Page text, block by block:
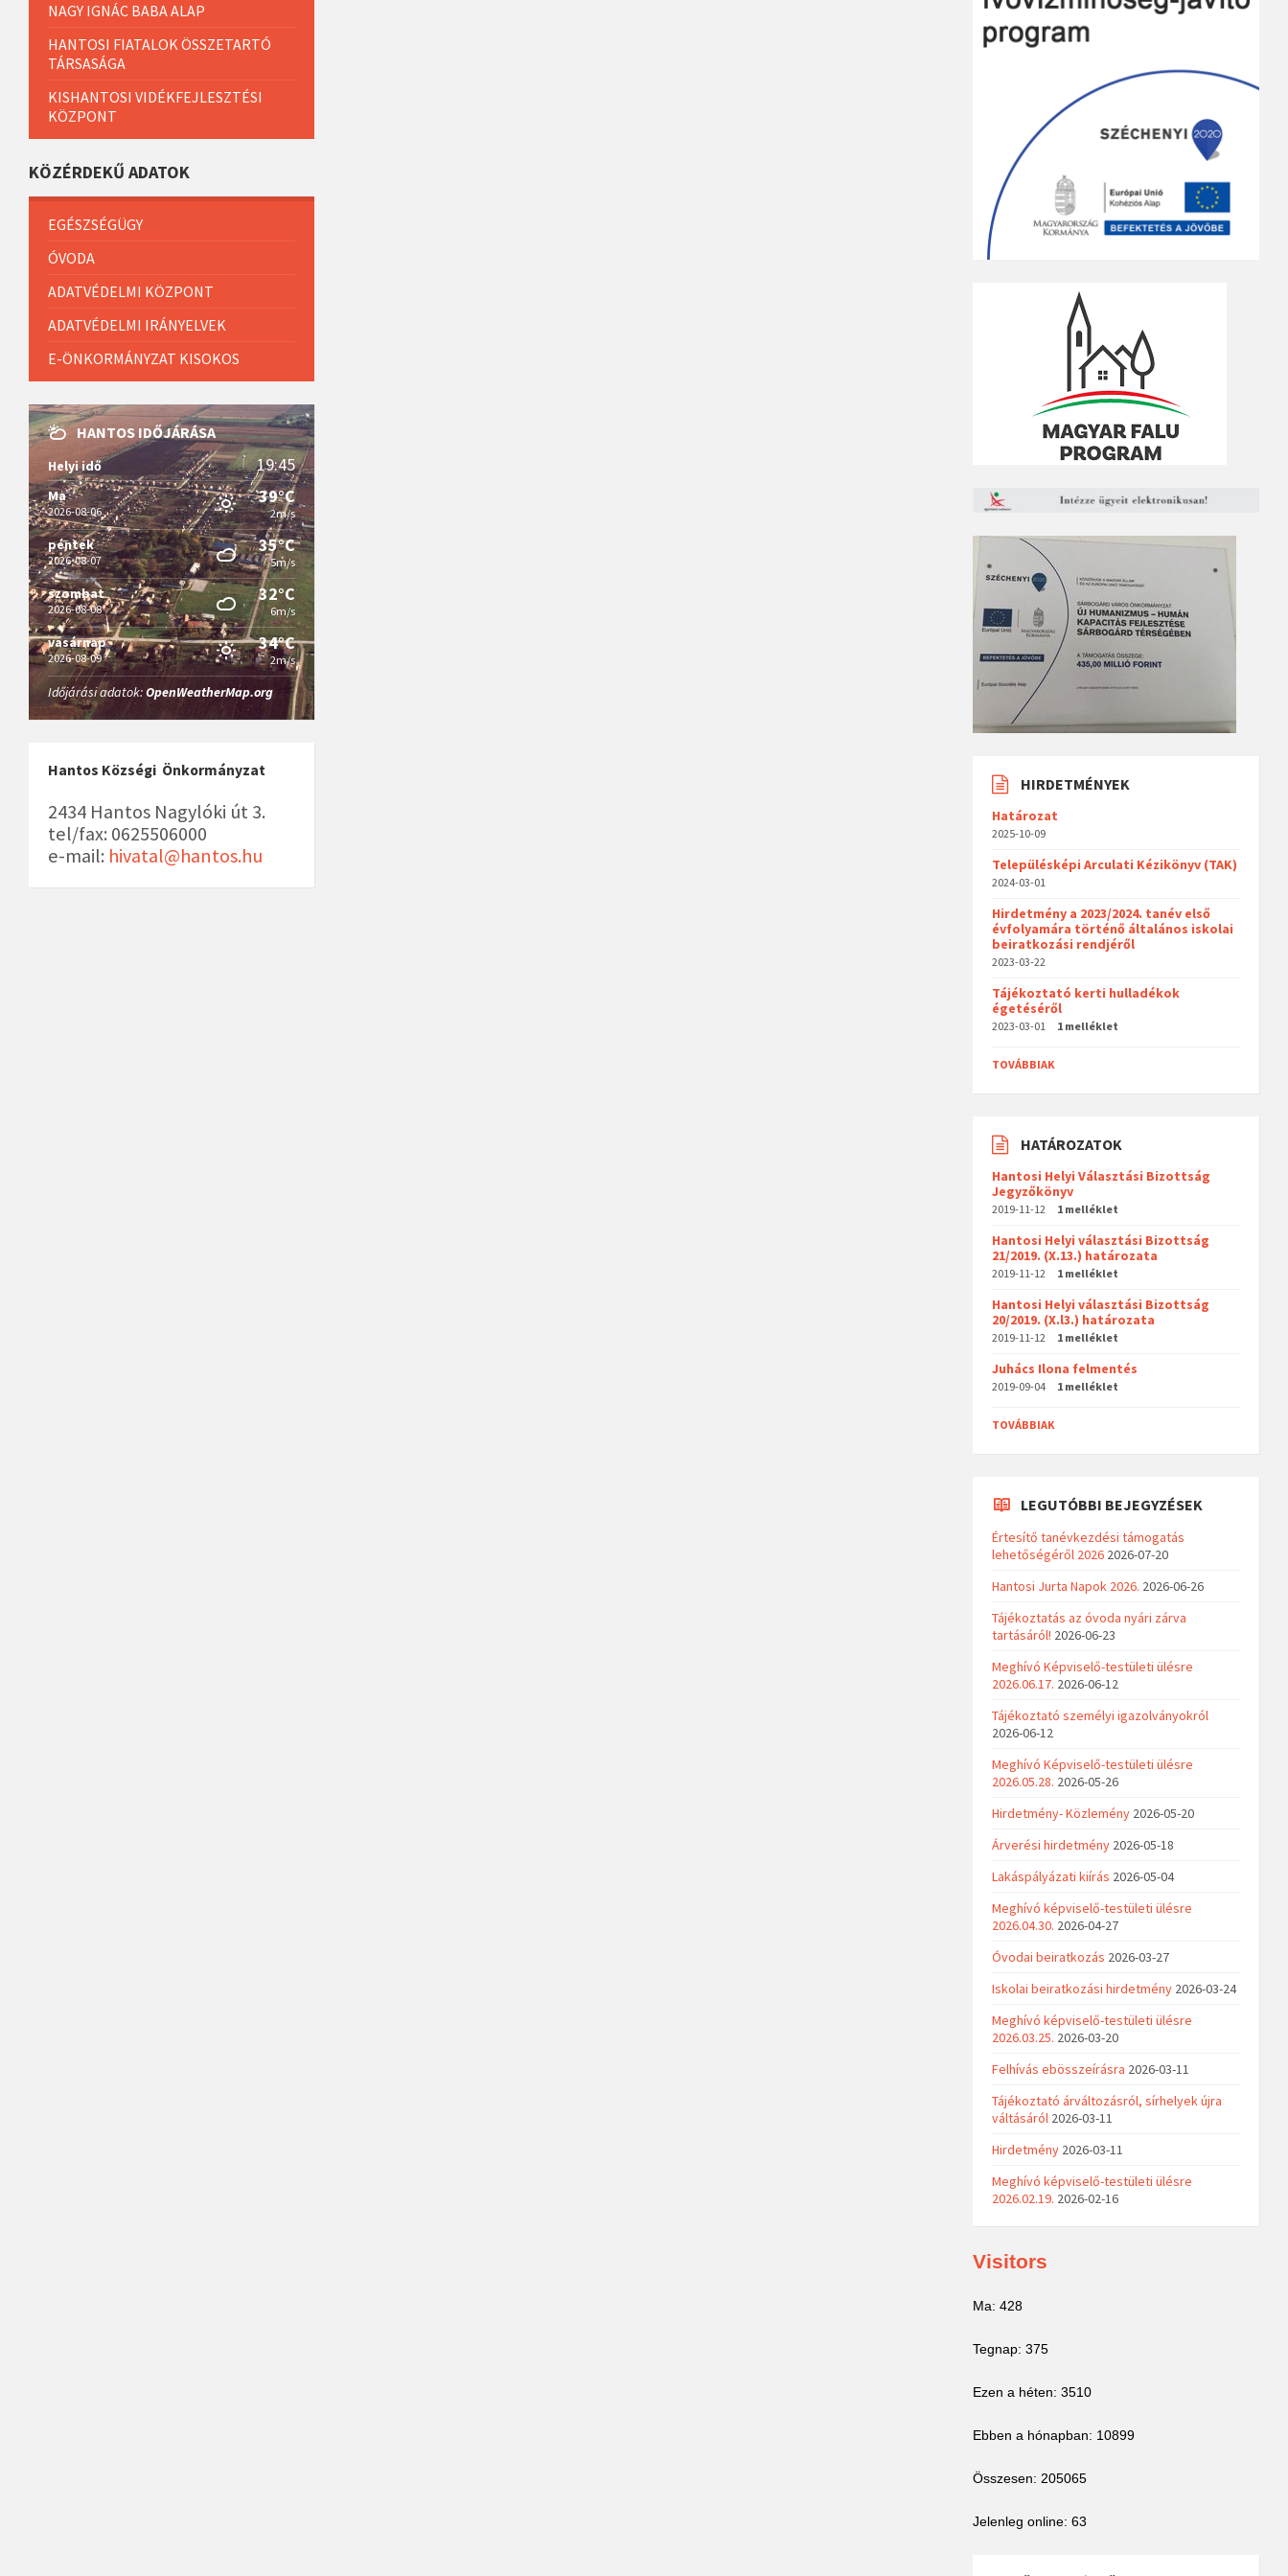
NAGY IGNÁC BABA ALAP
HANTOSI FIATALOK ÖSSZETARTÓ
TÁRSASÁGA
KISHANTOSI VIDÉKFEJLESZTÉSI
KÖZPONT
KÖZÉRDEKŰ ADATOK
EGÉSZSÉGÜGY
ÓVODA
ADATVÉDELMI KÖZPONT
ADATVÉDELMI IRÁNYELVEK
E-ÖNKORMÁNYZAT KISOKOS
HANTOS IDŐJÁRÁSA
Helyi idő 19:45
Ma
2026-08-06
39°C
2m/s
péntek
2026-08-07
35°C
5m/s
szombat
2026-08-08
32°C
6m/s
vasárnap
2026-08-09
34°C
2m/s
Időjárási adatok:OpenWeatherMap.org
Hantos Községi Önkormányzat
2434 Hantos Nagylóki út 3.
tel/fax: 0625506000
e-mail: hivatal@hantos.hu
HIRDETMÉNYEK
Határozat
2025-10-09
Településképi Arculati Kézikönyv (TAK)
2024-03-01
Hirdetmény a 2023/2024. tanév első
évfolyamára történő általános iskolai
beiratkozási rendjéről
2023-03-22
Tájékoztató kerti hulladékok
égetéséről
2023-03-01 1 melléklet
TOVÁBBIAK
HATÁROZATOK
Hantosi Helyi Választási Bizottság
Jegyzőkönyv
2019-11-12 1 melléklet
Hantosi Helyi választási Bizottság
21/2019. (X.13.) határozata
2019-11-12 1 melléklet
Hantosi Helyi választási Bizottság
20/2019. (X.l3.) határozata
2019-11-12 1 melléklet
Juhács Ilona felmentés
2019-09-04 1 melléklet
TOVÁBBIAK
LEGUTÓBBI BEJEGYZÉSEK
Értesítő tanévkezdési támogatás
lehetőségéről 2026 2026-07-20
Hantosi Jurta Napok 2026. 2026-06-26
Tájékoztatás az óvoda nyári zárva
tartásáról! 2026-06-23
Meghívó Képviselő-testületi ülésre
2026.06.17. 2026-06-12
Tájékoztató személyi igazolványokról
2026-06-12
Meghívó Képviselő-testületi ülésre
2026.05.28. 2026-05-26
Hirdetmény- Közlemény 2026-05-20
Árverési hirdetmény 2026-05-18
Lakáspályázati kiírás 2026-05-04
Meghívó képviselő-testületi ülésre
2026.04.30. 2026-04-27
Óvodai beiratkozás 2026-03-27
Iskolai beiratkozási hirdetmény 2026-03-24
Meghívó képviselő-testületi ülésre
2026.03.25. 2026-03-20
Felhívás ebösszeírásra 2026-03-11
Tájékoztató árváltozásról, sírhelyek újra
váltásáról 2026-03-11
Hirdetmény 2026-03-11
Meghívó képviselő-testületi ülésre
2026.02.19. 2026-02-16
Visitors
Ma: 428
Tegnap: 375
Ezen a héten: 3510
Ebben a hónapban: 10899
Összesen: 205065
Jelenleg online: 63